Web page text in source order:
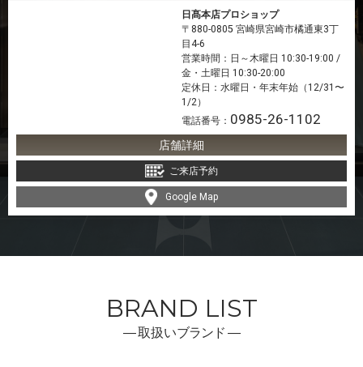
日髙本店プロショップ
〒880-0805 宮崎県宮崎市橘通東3丁
目4-6
営業時間：日～木曜日 10:30-19:00 /
金・土曜日 10:30-20:00
定休日：水曜日・年末年始（12/31〜
1/2）
電話番号： 0985-26-1102
店舗詳細
ご来店予約
Google Map
BRAND LIST
―取扱いブランド ―